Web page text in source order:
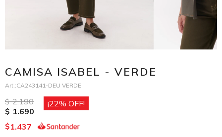
CAMISA ISABEL - VERDE
CA243141-DEU VERDE
$ 2.190
$ 1.690
22
$1.437